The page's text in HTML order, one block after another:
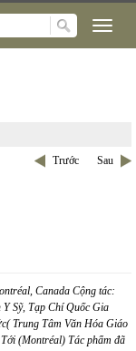
Trước Sau
Canada Cộng tác:
Sỹ, Tạp Chí Quốc Gia
Trung Tâm Văn Hóa Giáo
(Montréal) Tác phẩm đã